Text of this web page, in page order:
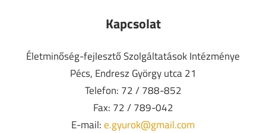
Kapcsolat
Életminőség-fejlesztő Szolgáltatások Intézménye
Pécs, Endresz György utca 21
Telefon: 72 / 788-852
Fax: 72 / 789-042
E-mail:e.gyurok@gmail.com